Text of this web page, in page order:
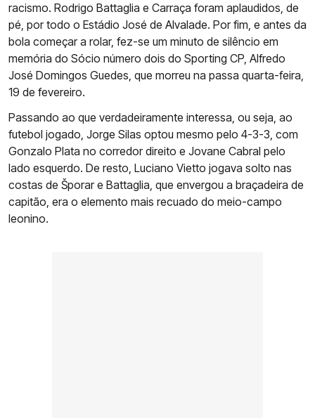
racismo. Rodrigo Battaglia e Carraça foram aplaudidos, de
pé, por todo o Estádio José de Alvalade. Por fim, e antes da
bola começar a rolar, fez-se um minuto de silêncio em
memória do Sócio número dois do Sporting CP, Alfredo
José Domingos Guedes, que morreu na passa quarta-feira,
19 de fevereiro.
Passando ao que verdadeiramente interessa, ou seja, ao
futebol jogado, Jorge Silas optou mesmo pelo 4-3-3, com
Gonzalo Plata no corredor direito e Jovane Cabral pelo
lado esquerdo. De resto, Luciano Vietto jogava solto nas
costas de Šporar e Battaglia, que envergou a braçadeira de
capitão, era o elemento mais recuado do meio-campo
leonino.